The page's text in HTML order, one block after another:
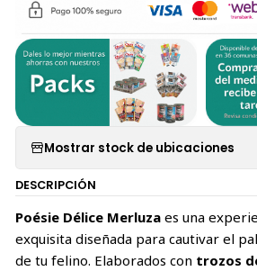
Mostrar stock de ubicaciones
DESCRIPCIÓN
Poésie Délice Merluzaes una
exquisita diseñada para cautivar el
de tu felino. Elaborados con trozos